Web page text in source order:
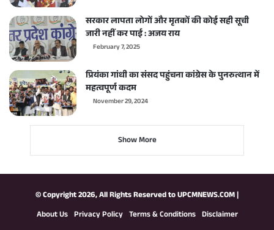
सरकार लापता लोगों और मृतकों की कोई सही सूची
जारी नहीं कर पाई : अजय राय
February 7, 2025
प्रियंका गांधी का संसद पहुंचना कांग्रेस के पुनरुत्थान में
महत्वपूर्ण कदम
November 29, 2024
Show More
© Copyright 2026, All Rights Reserved toUPCMNEWS.COM|
About Us Privacy Policy Terms & Conditions Disclaimer